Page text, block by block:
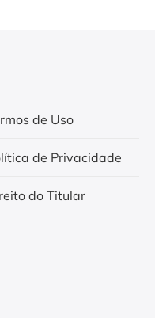
de Uso
de Privacidade
do Titular